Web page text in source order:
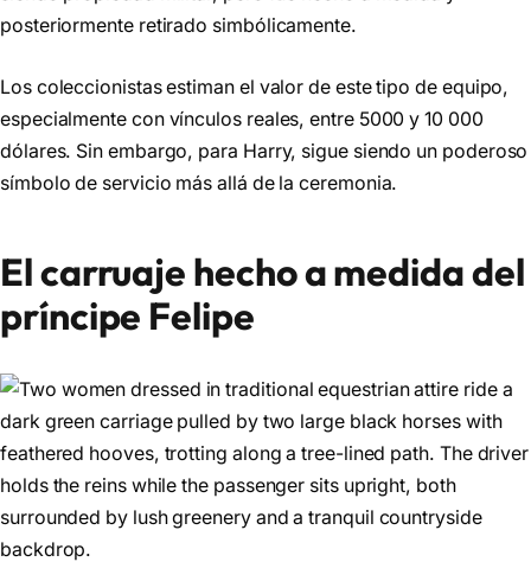
posteriormente retirado simbólicamente.
Los coleccionistas estiman el valor de este tipo de equipo,
especialmente con vínculos reales, entre 5000 y 10 000
dólares. Sin embargo, para Harry, sigue siendo un poderoso
símbolo de servicio más allá de la ceremonia.
El carruaje hecho a medida del
príncipe Felipe